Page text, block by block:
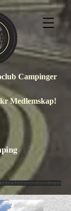
Campinger
Medlemskap!